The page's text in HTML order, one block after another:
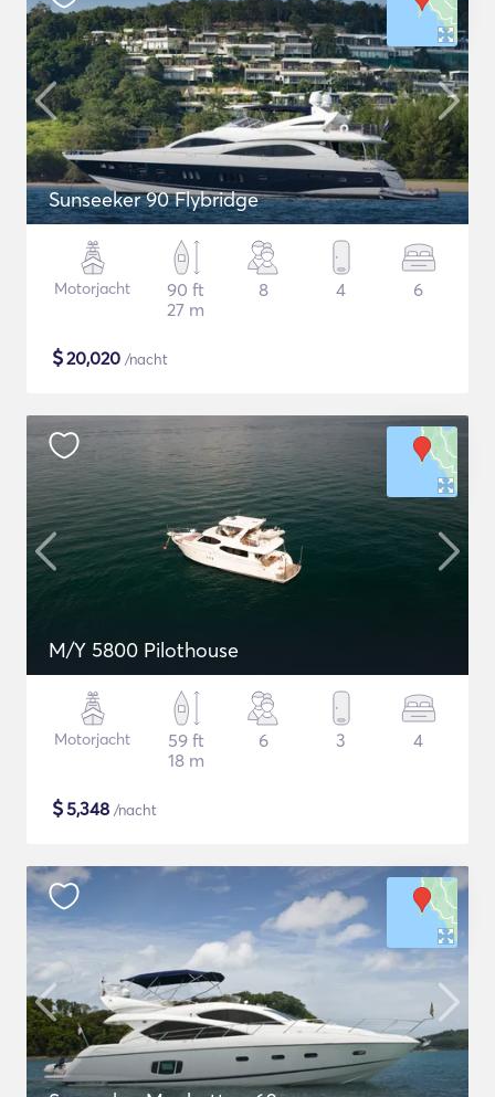
Sunseeker 90 Flybridge
Motorjacht
90 ft
27 m
8 4 6
$20,020 /nacht
M/Y 5800 Pilothouse
Motorjacht
59 ft
18 m
6 3 4
$5,348 /nacht